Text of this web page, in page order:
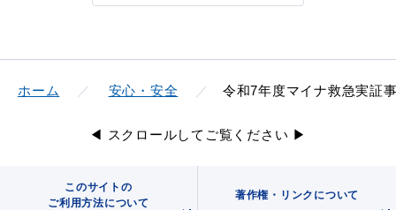
ホーム 安心・安全 令和7年度マイナ救急実証
◀ スクロールしてご覧ください ▶
このサイトの
ご利用方法について
著作権・リンクについて